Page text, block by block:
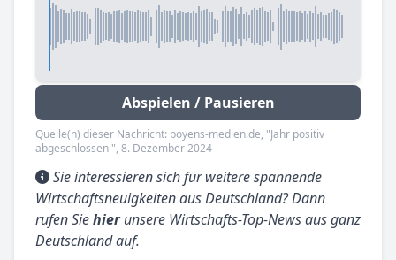
Abspielen / Pausieren
Quelle(n) dieser Nachricht: boyens-medien.de, "Jahr positiv
abgeschlossen ", 8. Dezember 2024
Sie interessieren sich für weitere spannende
Wirtschaftsneuigkeiten aus Deutschland? Dann
rufen Siehierunsere Wirtschafts-Top-News aus ganz
Deutschland auf.